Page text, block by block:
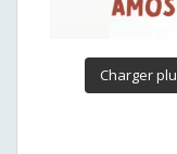
Charger